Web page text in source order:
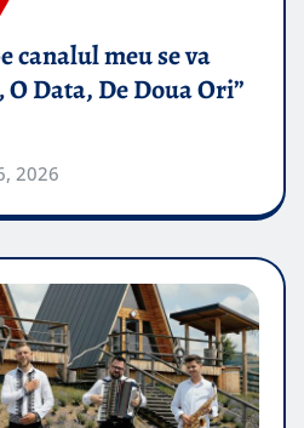
canalul meu se va
Data, De Doua Ori”
2026